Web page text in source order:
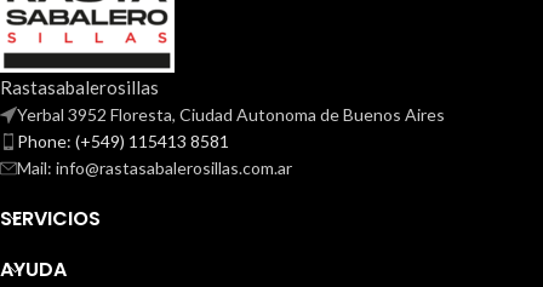
Rastasabalerosillas
Yerbal 3952 Floresta, Ciudad Autonoma de Buenos Aires
Phone: (+549) 115413 8581
Mail: info@rastasabalerosillas.com.ar
SERVICIOS
AYUDA